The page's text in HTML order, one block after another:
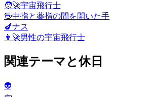
🧑‍🚀宇宙飛行士
🖖中指と薬指の間を開いた手
🍆ナス
👨‍🚀男性の宇宙飛行士
関連テーマと休日
👽